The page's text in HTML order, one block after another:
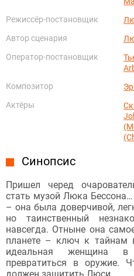
Режиссёр-постановщик
Автор сценария
Оператор-постановщик
Композитор
Актёры
Синопсис
Пришел черед
стать музой Люка
– она была доверчивой,
но таинственный
навсегда. Отныне она
планете – ключ к тайнам
идеальная женщина
превратиться в оружие.
должен защитить Люси.